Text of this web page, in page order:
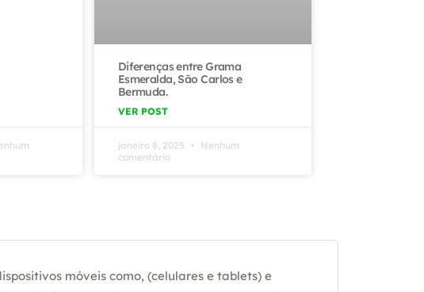
Diferenças entre Grama
Esmeralda, São Carlos e
Bermuda.
VER POST
janeiro 8, 2025
Nenhum
comentário
móveis como, (celulares e tablets) e